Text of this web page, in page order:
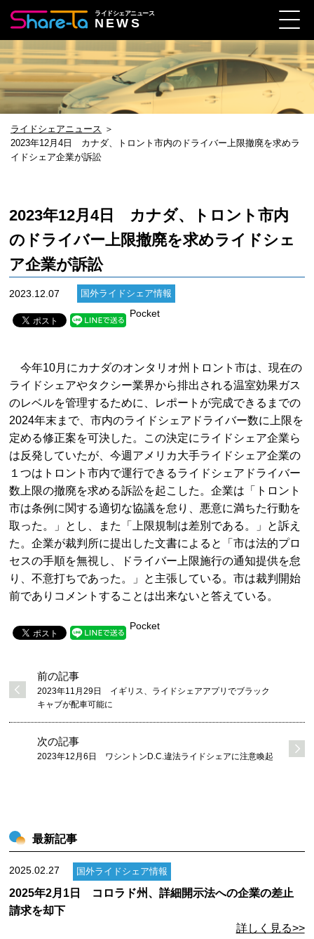
ライドシェアニュース
NEWS
ライドシェアニュース ＞
2023年12月4日 カナダ、トロント市内のドライバー上限撤廃を求めラ
イドシェア企業が訴訟
2023年12月4日 カナダ、トロント市内
のドライバー上限撤廃を求めライドシェ
ア企業が訴訟
2023.12.07 国外ライドシェア情報
Pocket
今年10月にカナダのオンタリオ州トロント市は、現在の
ライドシェアやタクシー業界から排出される温室効果ガス
のレベルを管理するために、レポートが完成できるまでの
2024年末まで、市内のライドシェアドライバー数に上限を
定める修正案を可決した。この決定にライドシェア企業ら
は反発していたが、今週アメリカ大手ライドシェア企業の
１つはトロント市内で運行できるライドシェアドライバー
数上限の撤廃を求める訴訟を起こした。企業は「トロント
市は条例に関する適切な協議を怠り、悪意に満ちた行動を
取った。」とし、また「上限規制は差別である。」と訴え
た。企業が裁判所に提出した文書によると「市は法的プロ
セスの手順を無視し、ドライバー上限施行の通知提供を怠
り、不意打ちであった。」と主張している。市は裁判開始
前でありコメントすることは出来ないと答えている。
Pocket
前の記事
2023年11月29日 イギリス、ライドシェアアプリでブラック
キャブが配車可能に
次の記事
2023年12月6日 ワシントンD.C.違法ライドシェアに注意喚起
最新記事
2025.02.27 国外ライドシェア情報
2025年2月1日 コロラド州、詳細開示法への企業の差止
請求を却下
詳しく見る>>